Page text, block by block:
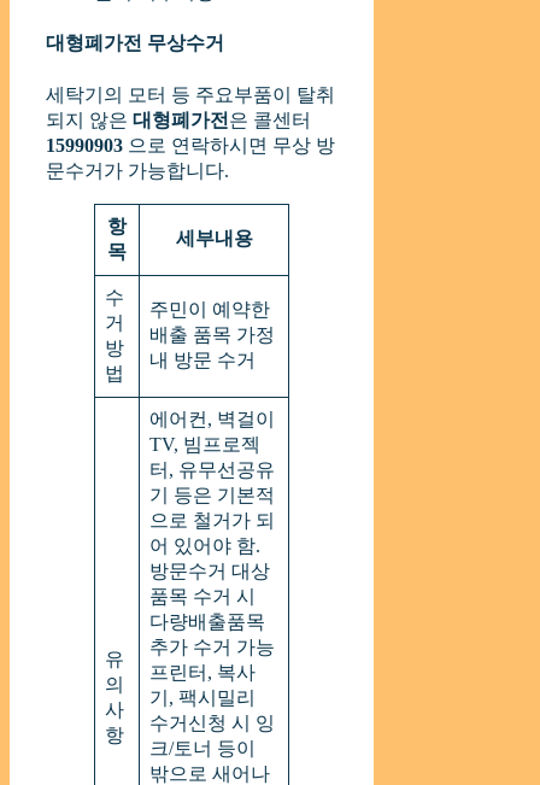
대형폐가전 무상수거
세탁기의 모터 등 주요부품이 탈취
되지 않은 대형폐가전 은 콜센터
15990903 으로 연락하시면 무상 방
문수거가 가능합니다.
항
목
세부내용
수
거
방
법
주민이 예약한
배출 품목 가정
내 방문 수거
유
의
사
항
에어컨, 벽걸이
TV, 빔프로젝
터, 유무선공유
기 등은 기본적
으로 철거가 되
어 있어야 함.
방문수거 대상
품목 수거 시
다량배출품목
추가 수거 가능
프린터, 복사
기, 팩시밀리
수거신청 시 잉
크/토너 등이
밖으로 새어나